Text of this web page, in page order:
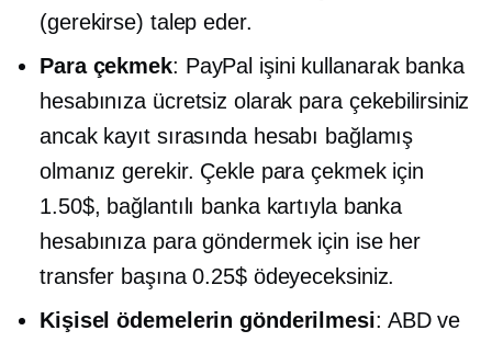
(gerekirse) talep eder.
Para çekmek: PayPal işini kullanarak banka
hesabınıza ücretsiz olarak para çekebilirsiniz
ancak kayıt sırasında hesabı bağlamış
olmanız gerekir. Çekle para çekmek için
1.50$, bağlantılı banka kartıyla banka
hesabınıza para göndermek için ise her
transfer başına 0.25$ ödeyeceksiniz.
Kişisel ödemelerin gönderilmesi: ABD ve